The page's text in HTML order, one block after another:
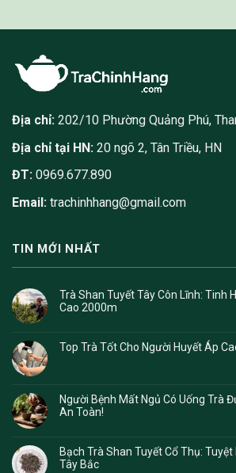
Địa chỉ: 202/10 Phường Quảng Phú,
Địa chỉ tại HN: 20 ngõ 2, Tân Triều, HN
ĐT: 0969.677.890
Email: trachinhhang@gmail.com
TIN MỚI NHẤT
Trà Shan Tuyết Tây Côn Lĩnh: Tinh
Cao 2000m
Top Trà Tốt Cho Người Huyết Áp
Người Bệnh Mất Ngủ Có Uống Trà
An Toàn!
Bạch Trà Shan Tuyết Cổ Thụ: Tuyệt
Tây Bắc